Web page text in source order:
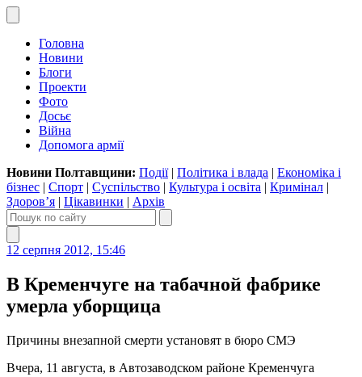
Головна
Новини
Блоги
Проекти
Фото
Досьє
Війна
Допомога армії
Новини Полтавщини: Події| Політика і влада | Економіка і
бізнес | Спорт | Суспільство | Культура і освіта | Кримінал |
Здоров’я | Цікавинки | Архів
12 серпня 2012, 15:46
В Кременчуге на табачной фабрике
умерла уборщица
Причины внезапной смерти установят в бюро СМЭ
Вчера, 11 августа, в Автозаводском районе Кременчуга